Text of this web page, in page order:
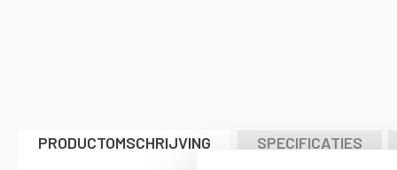
PRODUCTOMSCHRIJVING SPECIFICATIES